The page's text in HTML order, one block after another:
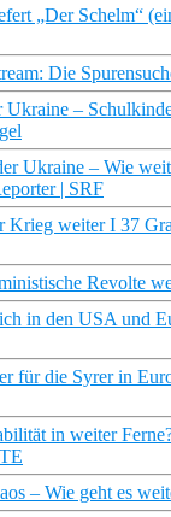
„Der Schelm“
Die
Ukraine –
Ukraine – Wie
| SRF
Krieg weiter I 37
Revolte
in den USA und
für die Syrer in
in weiter
– Wie geht es